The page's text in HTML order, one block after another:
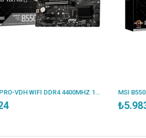
MSI B550M PRO-VDH WIFI DDR4 4400MHZ 1XVGA 1XHDMI 1XDP 2XM.2 USB 3.2 MATX AM4 (AMD 5000/4000G/3000 SERİLERİ İLE UYUMLU)
₺5.983,35